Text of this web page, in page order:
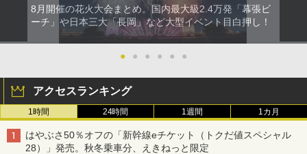
8月開催の花火大会まとめ。国内最大級2.4万発「幕張ビ
ーチ」や日本三大「長岡」など大型イベント目白押し！
● ● ● ● ● ●
アクセスランキング
1時間 24時間 1週間 1カ月
はやぶさ50％オフの「新幹線eチケット（トクだ値スペシャル
28）」発売。秋冬乗車分、えきねっと限定